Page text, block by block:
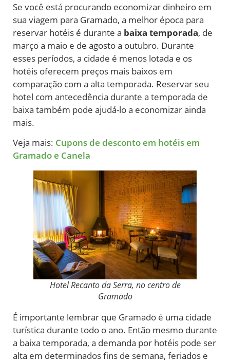
Se você está procurando economizar dinheiro em
sua viagem para Gramado, a melhor época para
reservar hotéis é durante a baixa temporada, de
março a maio e de agosto a outubro. Durante
esses períodos, a cidade é menos lotada e os
hotéis oferecem preços mais baixos em
comparação com a alta temporada. Reservar seu
hotel com antecedência durante a temporada de
baixa também pode ajudá-lo a economizar ainda
mais.
Veja mais: Cupons de desconto em hotéis em
Gramado e Canela
Hotel Recanto da Serra, no centro de
Gramado
É importante lembrar que Gramado é uma cidade
turística durante todo o ano. Então mesmo durante
a baixa temporada, a demanda por hotéis pode ser
alta em determinados fins de semana, feriados e